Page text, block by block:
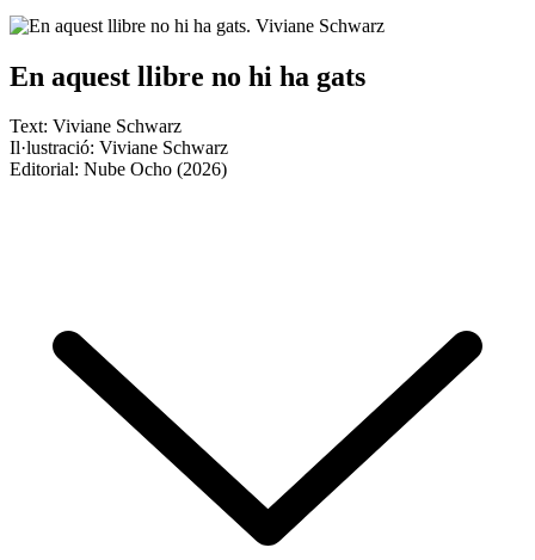
En aquest llibre no hi ha gats
Text: Viviane Schwarz
Il·lustració: Viviane Schwarz
Editorial: Nube Ocho (2026)